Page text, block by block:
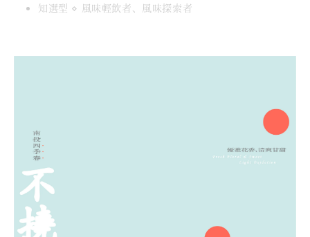
知選型 ⋄ 風味輕飲者、風味探索者